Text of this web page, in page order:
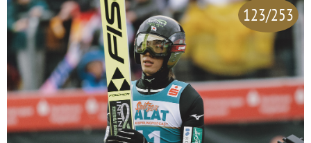
123/253